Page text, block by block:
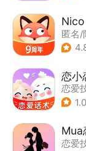
Nico
匿名/
恋爱
1.0
Mua
恋爱